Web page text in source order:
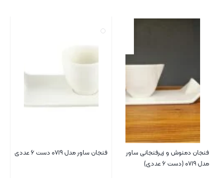
فنجان دمنوش و زیرفنجانی ساور
مدل ۰۷۱۹ (دست ۶ عددی)
فنجان ساور مدل ۰۷۱۹ دست ۶ عددی